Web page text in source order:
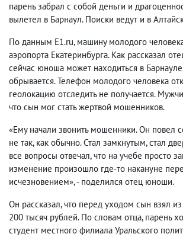
парень забрал с собой деньги и
вылетел в Барнаул. Поиски ведут и в
По данным E1.ru, машину молодого
аэропорта Екатеринбурга. Как рассказал
сейчас юноша может находиться в
обрывается. Телефон молодого человека
геолокацию отследить не получается.
что сын мог стать жертвой мошенников.
«Ему начали звонить мошенники. Он повел
не так, как обычно. Стал замкнутым, стал
все вопросы отвечал, что на учебе просто
изменение произошло где-то накануне
исчезновением», - поделился отец юноши.
Он рассказал, что перед уходом сын взял
200 тысяч рублей. По словам отца, парень
студент местного филиала Уральского